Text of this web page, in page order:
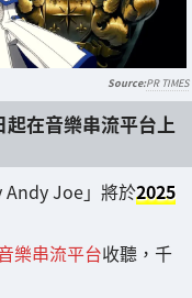
PR TIMES
在音樂串流平台上
Andy Joe」將於2025
樂串流平台收聽，千